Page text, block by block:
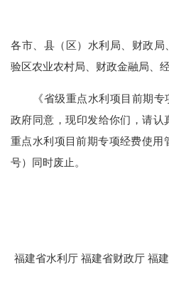
各市、县（区）水利局、财政
验区农业农村局、财政金融局、
《省级重点水利项目前期专
政府同意，现印发给你们，请认
重点水利项目前期专项经费使用
号）同时废止。
福建省水利厅 福建省财政厅 福